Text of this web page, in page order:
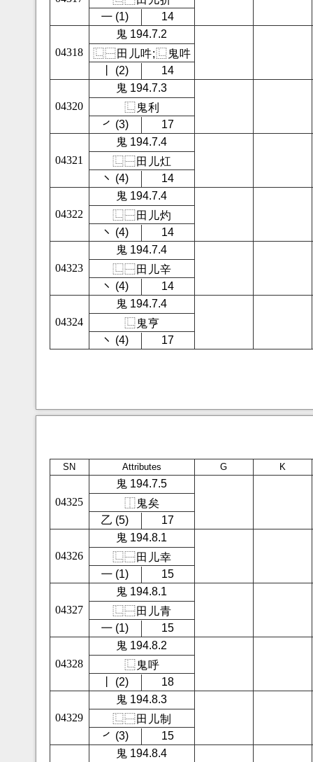
㇐ (1)
14
04318
鬼 194.7.2
⿺⿱田 儿吽;⿺鬼吽
㇑ (2)
14
04320
鬼 194.7.3
⿺鬼利
㇒ (3)
17
04321
鬼 194.7.4
⿺⿱田 儿灴
㇔ (4)
14
04322
鬼 194.7.4
⿺⿱田 儿灼
㇔ (4)
14
04323
鬼 194.7.4
⿺⿱田 儿辛
㇔ (4)
14
04324
鬼 194.7.4
⿺鬼亨
㇔ (4)
17
SN Attributes G K
04325
鬼 194.7.5
⿰鬼矣
㇠ (5)
17
04326
鬼 194.8.1
⿺⿱田 儿幸
㇐ (1)
15
04327
鬼 194.8.1
⿺⿱田 儿青
㇐ (1)
15
04328
鬼 194.8.2
⿺鬼呼
㇑ (2)
18
04329
鬼 194.8.3
⿺⿱田 儿制
㇒ (3)
15
鬼 194.8.4